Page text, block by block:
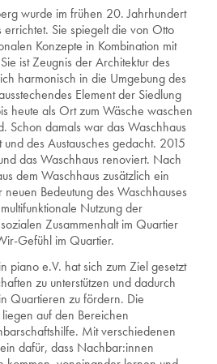
wurde im frühen 20. Jahrhundert
errichtet. Sie spiegelt die von Otto
Konzepte in Kombination mit
ist Zeugnis der Architektur des
harmonisch in die Umgebung des
Element der Siedlung
heute als Ort zum Wäsche waschen
Schon damals war das Waschhaus
des Austausches gedacht. 2015
das Waschhaus renoviert. Nach
dem Waschhaus zusätzlich ein
Bedeutung des Waschhauses
Nutzung der
Zusammenhalt im Quartier
Gefühl im Quartier.
piano e.V. hat sich zum Ziel gesetzt
zu unterstützen und dadurch
Quartieren zu fördern. Die
auf den Bereichen
Mit verschiedenen
dafür, dass Nachbar:innen